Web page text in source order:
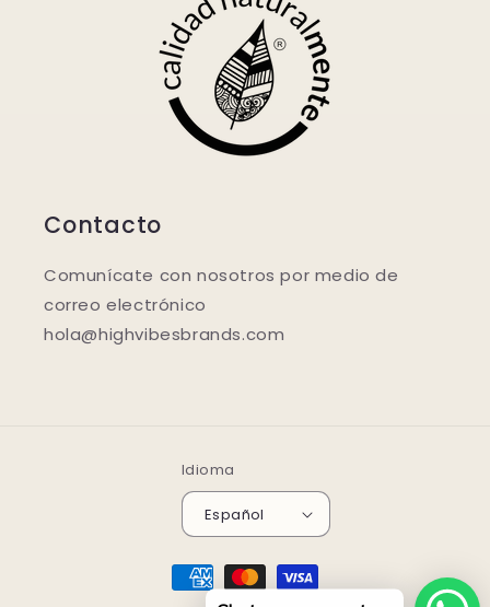
Contacto
Comunícate con nosotros por medio de
correo electrónico
hola@highvibesbrands.com
Idioma
Español
Formas
de